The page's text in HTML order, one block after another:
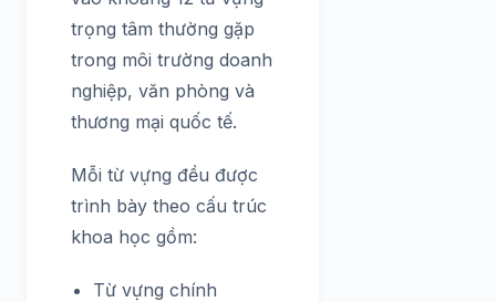
trọng tâm thường gặp
trong môi trường doanh
nghiệp, văn phòng và
thương mại quốc tế.
Mỗi từ vựng đều được
trình bày theo cấu trúc
khoa học gồm:
Từ vựng chính